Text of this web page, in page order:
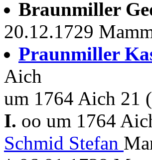
Braunmiller
20.12.1729
Praunmiller
Aich
um 1764 Aich 21
I. oo um 1764
Schmid Stefan